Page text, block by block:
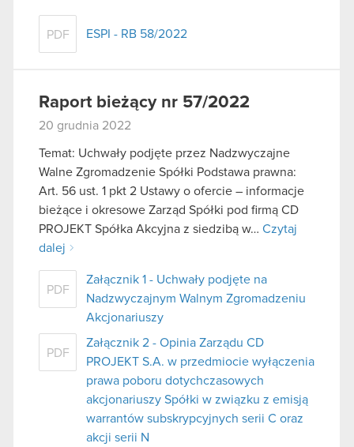
PDF ESPI - RB 58/2022
Raport bieżący nr 57/2022
20 grudnia 2022
Temat: Uchwały podjęte przez Nadzwyczajne
Walne Zgromadzenie Spółki Podstawa prawna:
Art. 56 ust. 1 pkt 2 Ustawy o ofercie – informacje
bieżące i okresowe Zarząd Spółki pod firmą CD
PROJEKT Spółka Akcyjna z siedzibą w… Czytaj
dalej
PDF
Załącznik 1 - Uchwały podjęte na
Nadzwyczajnym Walnym Zgromadzeniu
Akcjonariuszy
PDF
Załącznik 2 - Opinia Zarządu CD
PROJEKT S.A. w przedmiocie wyłączenia
prawa poboru dotychczasowych
akcjonariuszy Spółki w związku z emisją
warrantów subskrypcyjnych serii C oraz
akcji serii N